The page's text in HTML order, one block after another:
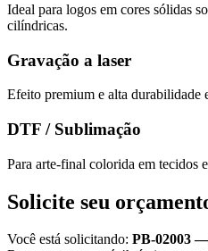
Ideal para logos em cores sólidas
cilíndricas.
Gravação a laser
Efeito premium e alta durabilidade
DTF / Sublimação
Para arte-final colorida em tecidos
Solicite seu
Você está solicitando: PB-02003